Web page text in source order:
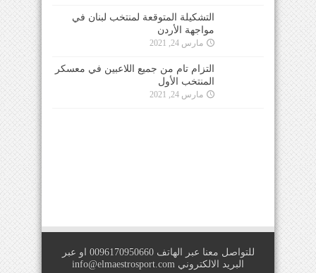
التشكيلة المتوقعة لمنتخب لبنان في
مواجهة الأردن
مارس 24, 2021
التزام تام من جميع اللاعبين في معسكر
المنتخب الأول
مارس 24, 2021
للتواصل معنا عبر الهاتف 0096170950660 او عبر
البريد الالكتروني info@elmaestrosport.com